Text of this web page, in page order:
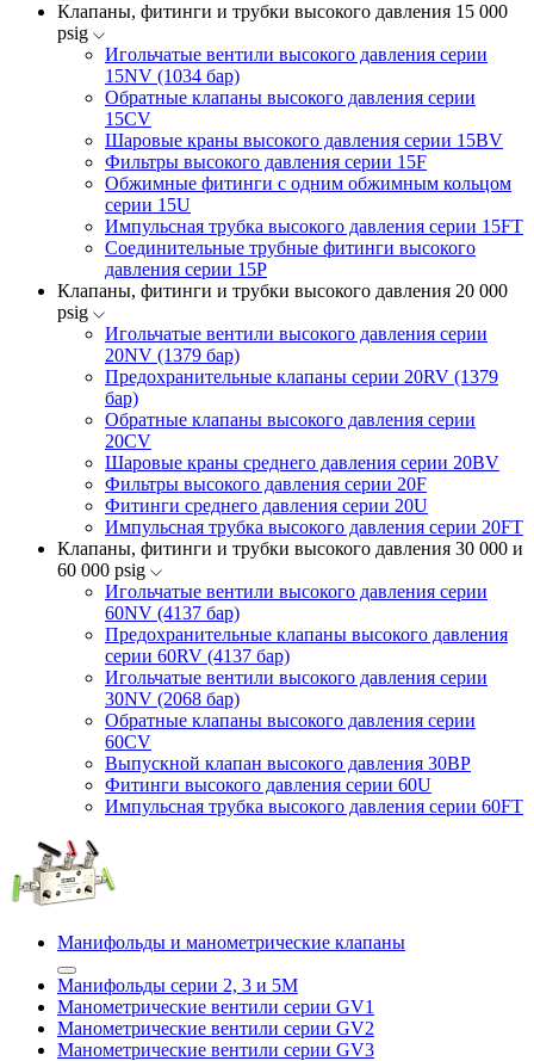
Клапаны, фитинги и трубки высокого давления 15 000
psig
Игольчатые вентили высокого давления серии
15NV (1034 бар)
Обратные клапаны высокого давления серии
15CV
Шаровые краны высокого давления серии 15BV
Фильтры высокого давления серии 15F
Обжимные фитинги с одним обжимным кольцом
серии 15U
Импульсная трубка высокого давления серии 15FT
Соединительные трубные фитинги высокого
давления серии 15P
Клапаны, фитинги и трубки высокого давления 20 000
psig
Игольчатые вентили высокого давления серии
20NV (1379 бар)
Предохранительные клапаны серии 20RV (1379
бар)
Обратные клапаны высокого давления серии
20CV
Шаровые краны среднего давления серии 20BV
Фильтры высокого давления серии 20F
Фитинги среднего давления серии 20U
Импульсная трубка высокого давления серии 20FT
Клапаны, фитинги и трубки высокого давления 30 000 и
60 000 psig
Игольчатые вентили высокого давления серии
60NV (4137 бар)
Предохранительные клапаны высокого давления
серии 60RV (4137 бар)
Игольчатые вентили высокого давления серии
30NV (2068 бар)
Обратные клапаны высокого давления серии
60CV
Выпускной клапан высокого давления 30BP
Фитинги высокого давления серии 60U
Импульсная трубка высокого давления серии 60FT
Манифольды и манометрические клапаны
Манифольды серии 2, 3 и 5М
Манометрические вентили серии GV1
Манометрические вентили серии GV2
Манометрические вентили серии GV3